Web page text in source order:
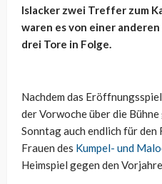
Islacker zwei Treffer zum
waren es von einer
drei Tore in Folge.
Nachdem das
der Vorwoche über die
Sonntag auch endlich für den
Frauen des Kumpel- und
Heimspiel gegen den